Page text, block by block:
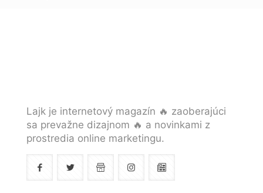
Lajk je internetový magazín 🔥 zaoberajúci
sa prevažne dizajnom 🔥 a novinkami z
prostredia online marketingu.